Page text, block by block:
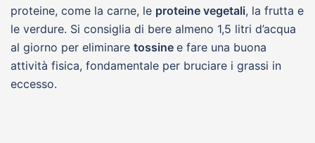
proteine, come la carne, le proteine vegetali, la frutta e
le verdure. Si consiglia di bere almeno 1,5 litri d’acqua
al giorno per eliminare tossine e fare una buona
attività fisica, fondamentale per bruciare i grassi in
eccesso.